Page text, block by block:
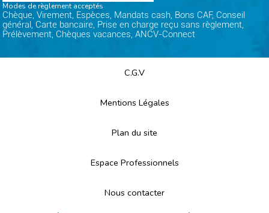
Modes de règlement acceptés
Chèque, Virement, Espèces, Mandats cash, Bons CAF, Conseil
général, Carte bancaire, Prise en charge reçu sans règlement,
Prélèvement, Chèques vacances, ANCV-Connect
C.G.V
Mentions Légales
Plan du site
Espace Professionnels
Nous contacter